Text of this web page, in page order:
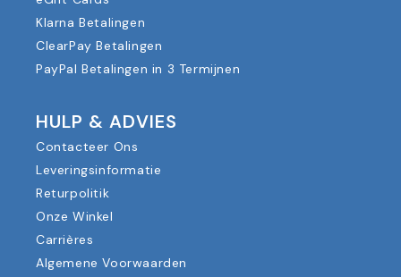
Klarna Betalingen
ClearPay Betalingen
PayPal Betalingen in 3 Termijnen
HULP & ADVIES
Contacteer Ons
Leveringsinformatie
Returpolitik
Onze Winkel
Carrières
Algemene Voorwaarden